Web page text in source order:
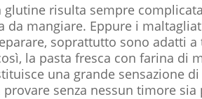
glutine risulta sempre
da mangiare. Eppure i
soprattutto sono adatti
la pasta fresca con farina di
una grande sensazione
senza nessun timore